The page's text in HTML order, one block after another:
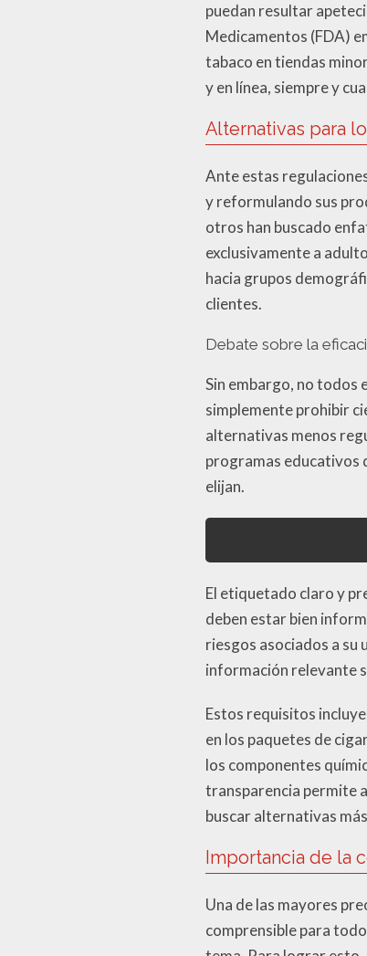
puedan resultar
Medicamentos (FDA)
tabaco en tiendas
y en línea, siempre y
Alternativas para
Ante estas
y reformulando sus
otros han buscado
exclusivamente a
hacia grupos
clientes.
Debate sobre la
Sin embargo, no todos
simplemente prohibir
alternativas menos
programas educativos
elijan.
El etiquetado claro y
deben estar bien
riesgos asociados a
información relevante
Estos requisitos
en los paquetes de
los componentes
transparencia permite
buscar alternativas
Importancia de la
Una de las mayores
comprensible para